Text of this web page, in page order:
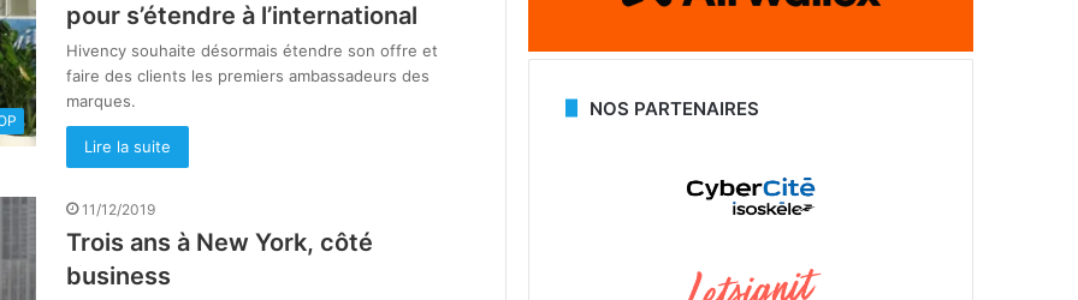
pour s’étendre à l’international
Hivency souhaite désormais étendre son offre et
faire des clients les premiers ambassadeurs des
marques.
Lire la suite
11/12/2019
Trois ans à New York, côté
business
NOS PARTENAIRES